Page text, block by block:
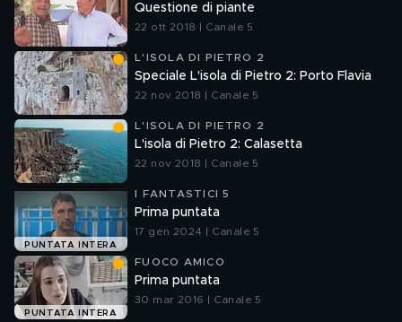
Questione di piante
22 ott 2018 | Canale 5
L'ISOLA DI PIETRO 2
Speciale L'isola di Pietro 2: Porto Flavia
22 nov 2018 | Canale 5
L'ISOLA DI PIETRO 2
L'isola di Pietro 2: Calasetta
22 nov 2018 | Canale 5
PUNTATA INTERA
I FANTASTICI 5
Prima puntata
17 gen 2024 | Canale 5
PUNTATA INTERA
FUOCO AMICO
Prima puntata
30 mar 2016 | Canale 5